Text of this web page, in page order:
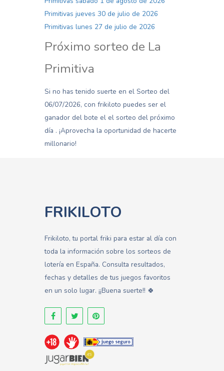
Primitivas jueves 30 de julio de 2026
Primitivas lunes 27 de julio de 2026
Próximo sorteo de La
Primitiva
Si no has tenido suerte en el Sorteo del
06/07/2026, con frikiloto puedes ser el
ganador del bote el el sorteo del próximo
día . ¡Aprovecha la oportunidad de hacerte
millonario!
FRIKILOTO
Frikiloto, tu portal friki para estar al día con
toda la información sobre los sorteos de
lotería en España. Consulta resultados,
fechas y detalles de tus juegos favoritos
en un solo lugar. ¡¡Buena suerte!! 🍀